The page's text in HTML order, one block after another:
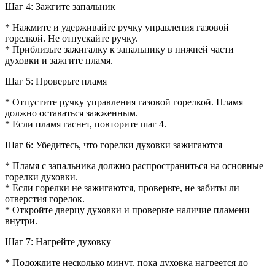
Шаг 4: Зажгите запальник
* Нажмите и удерживайте ручку управления газовой
горелкой. Не отпускайте ручку.
* Приблизьте зажигалку к запальнику в нижней части
духовки и зажгите пламя.
Шаг 5: Проверьте пламя
* Отпустите ручку управления газовой горелкой. Пламя
должно оставаться зажженным.
* Если пламя гаснет, повторите шаг 4.
Шаг 6: Убедитесь, что горелки духовки зажигаются
* Пламя с запальника должно распространиться на основные
горелки духовки.
* Если горелки не зажигаются, проверьте, не забиты ли
отверстия горелок.
* Откройте дверцу духовки и проверьте наличие пламени
внутри.
Шаг 7: Нагрейте духовку
* Подождите несколько минут, пока духовка нагреется до